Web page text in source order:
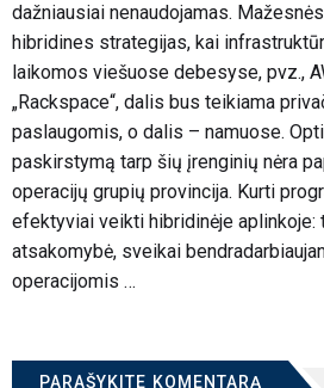
dažniausiai nenaudojamas.
hibridines strategijas, kai
laikomos viešuose debesyse, pvz.,
„Rackspace“, dalis bus teikiama
paslaugomis, o dalis – namuose.
paskirstymą tarp šių įrenginių nėra
operacijų grupių provincija. Kurti
efektyviai veikti hibridinėje aplinkoje:
atsakomybė, sveikai
operacijomis …
PARAŠYKITE KOMENTARĄ